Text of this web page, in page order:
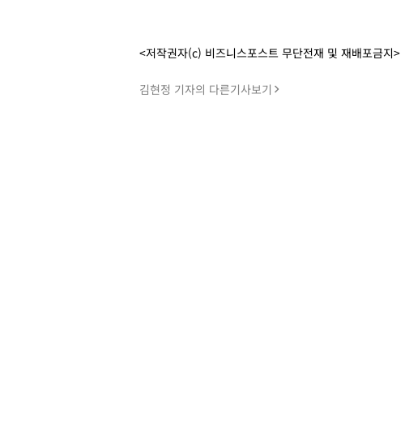
<저작권자(c) 비즈니스포스트 무단전재 및 재배포금지>
김현정 기자의 다른기사보기